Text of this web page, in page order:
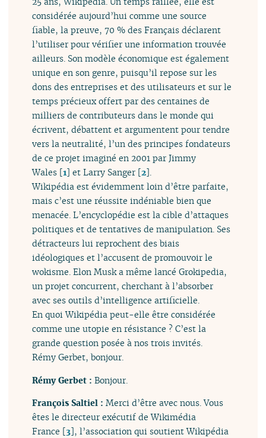
considérée aujourd’hui comme une source
fiable, la preuve, 70 % des Français déclarent
l’utiliser pour vérifier une information trouvée
ailleurs. Son modèle économique est également
unique en son genre, puisqu’il repose sur les
dons des entreprises et des utilisateurs et sur le
temps précieux offert par des centaines de
milliers de contributeurs dans le monde qui
écrivent, débattent et argumentent pour tendre
vers la neutralité, l’un des principes fondateurs
de ce projet imaginé en 2001 par Jimmy
Wales [1] et Larry Sanger [2].
Wikipédia est évidemment loin d’être parfaite,
mais c’est une réussite indéniable bien que
menacée. L’encyclopédie est la cible d’attaques
politiques et de tentatives de manipulation. Ses
détracteurs lui reprochent des biais
idéologiques et l’accusent de promouvoir le
wokisme. Elon Musk a même lancé Grokipedia,
un projet concurrent, cherchant à l’absorber
avec ses outils d’intelligence artificielle.
En quoi Wikipédia peut-elle être considérée
comme une utopie en résistance ? C’est la
grande question posée à nos trois invités.
Rémy Gerbet, bonjour.
Rémy Gerbet :Bonjour.
François Saltiel :Merci d’être avec nous. Vous
êtes le directeur exécutif de Wikimédia
France [3], l’association qui soutient Wikipédia